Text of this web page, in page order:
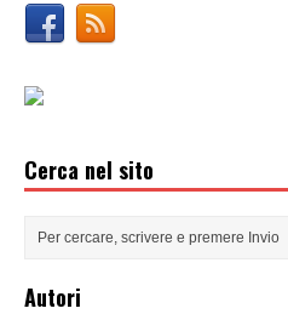
Cerca nel sito
Autori